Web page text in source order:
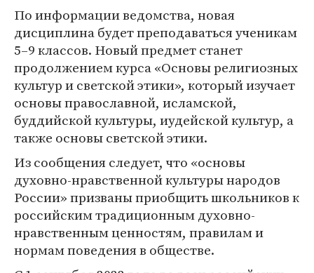
По информации ведомства, новая
дисциплина будет преподаваться ученикам
5–9 классов. Новый предмет станет
продолжением курса «Основы религиозных
культур и светской этики», который изучает
основы православной, исламской,
буддийской культуры, иудейской культур, а
также основы светской этики.
Из сообщения следует, что «основы
духовно-нравственной культуры народов
России» призваны приобщить школьников к
российским традиционным духовно-
нравственным ценностям, правилам и
нормам поведения в обществе.